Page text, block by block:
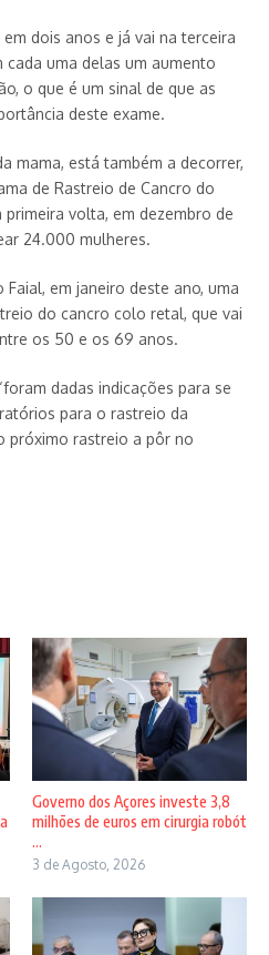
dois anos e já vai na terceira
uma delas um aumento
o que é um sinal de que as
deste exame.
mama, está também a decorrer,
de Rastreio de Cancro do
volta, em dezembro de
24.000 mulheres.
em janeiro deste ano, uma
do cancro colo retal, que vai
os 50 e os 69 anos.
dadas indicações para se
para o rastreio da
próximo rastreio a pôr no
Governo dos Açores investe 3,8
milhões de euros em cirurgia robót
...
3 de Agosto, 2026